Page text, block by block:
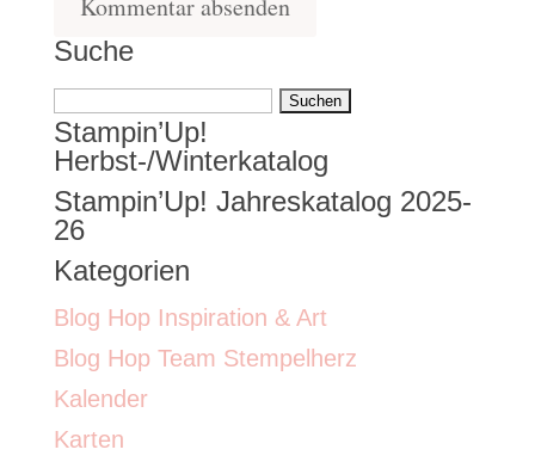
Suche
Suchen
nach:
Stampin’Up!
Herbst-/Winterkatalog
Stampin’Up! Jahreskatalog 2025-
26
Kategorien
Blog Hop Inspiration & Art
Blog Hop Team Stempelherz
Kalender
Karten